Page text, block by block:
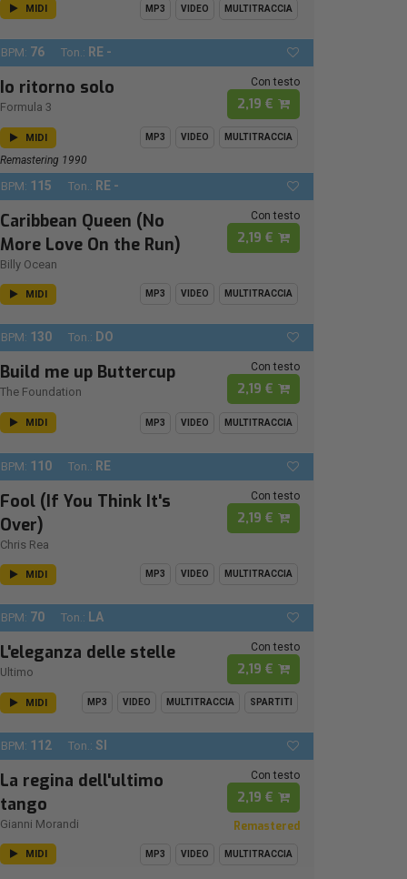
MIDI MP3 VIDEO MULTITRACCIA
BPM: 76 Ton.: RE -
Io ritorno solo
Formula 3
Con testo
2,19 €
MIDI MP3 VIDEO MULTITRACCIA
Remastering 1990
BPM: 115 Ton.: RE -
Caribbean Queen (No
More Love On the Run)
Billy Ocean
Con testo
2,19 €
MIDI MP3 VIDEO MULTITRACCIA
BPM: 130 Ton.: DO
Build me up Buttercup
The Foundation
Con testo
2,19 €
MIDI MP3 VIDEO MULTITRACCIA
BPM: 110 Ton.: RE
Fool (If You Think It's
Over)
Chris Rea
Con testo
2,19 €
MIDI MP3 VIDEO MULTITRACCIA
BPM: 70 Ton.: LA
L'eleganza delle stelle
Ultimo
Con testo
2,19 €
MIDI MP3 VIDEO MULTITRACCIA SPARTITI
BPM: 112 Ton.: SI
La regina dell'ultimo
tango
Gianni Morandi
Con testo
2,19 €
Remastered
MIDI MP3 VIDEO MULTITRACCIA